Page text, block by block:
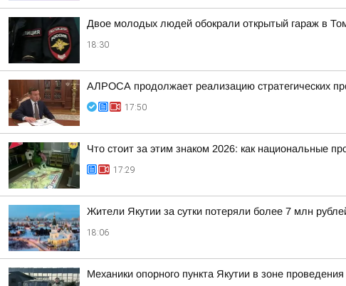
Двое молодых людей обокрали открытый гараж в
18:30
АЛРОСА продолжает реализацию стратегических
17:50
Что стоит за этим знаком 2026: как национальные
17:29
Жители Якутии за сутки потеряли более 7 млн
18:06
Механики опорного пункта Якутии в зоне